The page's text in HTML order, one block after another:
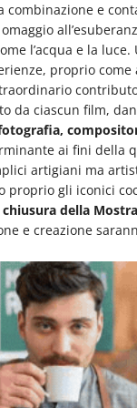
combinazione e
l’acqua e la
proprio come
da ciascun film,
ai fini della
artigiani ma
gli iconici
della Mostra
e creazione